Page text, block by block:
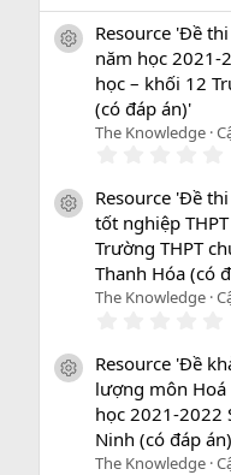
icon tài liệu
Resource 'Đề
năm học 2021-
học – khối 12
(có đáp án)'
The Knowledge
s
icon tài liệu
Resource 'Đề
tốt nghiệp
Trường THPT
Thanh Hóa (có
The Knowledge
icon tài liệu
Resource 'Đề
lượng môn
học 2021-2022
Ninh (có đáp
The Knowledge